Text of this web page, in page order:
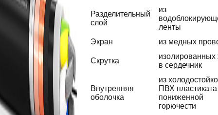
Разделительный
слой
из
ленты
Экран
из медных
Скрутка
изолированных
в сердечник
Внутренняя
оболочка
из
ПВХ пластиката
пониженной
горючести